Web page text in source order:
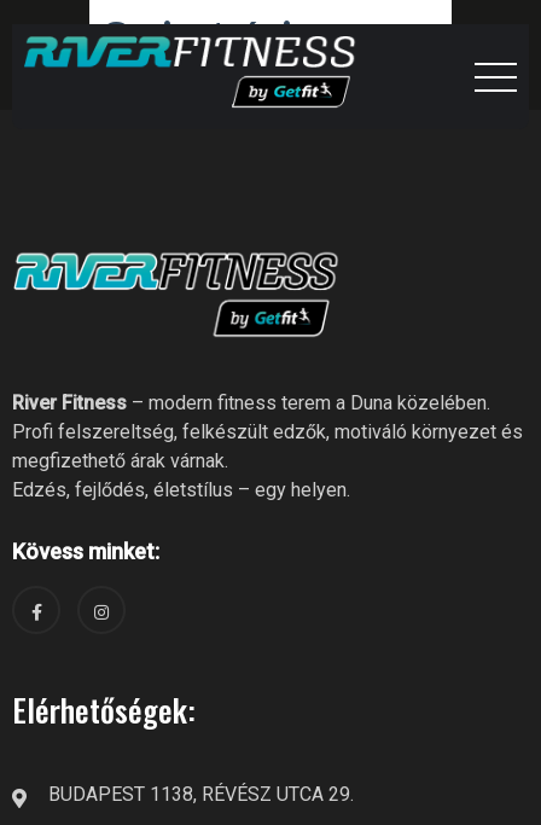
Gerinctréning
River Fitness – modern fitness terem a Duna közelében.
Profi felszereltség, felkészült edzők, motiváló környezet és
megfizethető árak várnak.
Edzés, fejlődés, életstílus – egy helyen.
Kövess minket:
Elérhetőségek:
BUDAPEST 1138, RÉVÉSZ UTCA 29.